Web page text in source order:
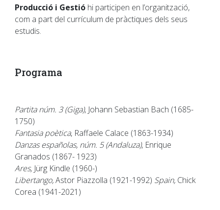
Producció i Gestió hi participen en l’organització,
com a part del currículum de pràctiques dels seus
estudis.
Programa
Partita núm. 3 (Giga), Johann Sebastian Bach (1685-
1750)
Fantasia poètica, Raffaele Calace (1863-1934)
Danzas españolas, núm. 5 (Andaluza), Enrique
Granados (1867- 1923)
Ares, Jürg Kindle (1960-)
Libertango,Astor Piazzolla (1921-1992) Spain, Chick
Corea (1941-2021)